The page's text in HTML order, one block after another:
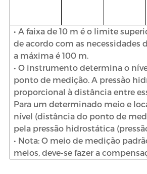
• A faixa de 10 m é o limite
de acordo com as necessidades
a máxima é 100 m.
• O instrumento determina o
ponto de medição. A pressão
proporcional à distância entre
Para um determinado meio e
nível (distância do ponto de
pela pressão hidrostática
• Nota: O meio de medição
meios, deve-se fazer a